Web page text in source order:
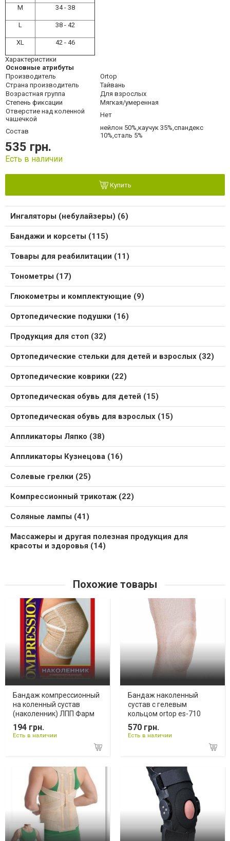
M 34 - 38
L 38 - 42
XL 42 - 46
Характеристики
Основные атрибуты
Производитель
Ortop
Страна производитель
Тайвань
Возрастная группа
Для взрослых
Степень фиксации
Мягкая/умеренная
Отверстие над коленной
чашечкой
Нет
Состав
нейлон 50%,каучук 35%,спандекс
10%,сталь 5%
535 грн.
Есть в наличии
Купить
Ингаляторы (небулайзеры) (6)
Бандажи и корсеты (115)
Товары для реабилитации (11)
Тонометры (17)
Глюкометры и комплектующие (9)
Ортопедические подушки (16)
Продукция для стоп (32)
Ортопедические стельки для детей и взрослых (32)
Ортопедические коврики (22)
Ортопедическая обувь для детей (15)
Ортопедическая обувь для взрослых (15)
Аппликаторы Ляпко (38)
Аппликаторы Кузнецова (16)
Солевые грелки (25)
Компрессионный трикотаж (22)
Соляные лампы (41)
Массажеры и другая полезная продукция для
красоты и здоровья (14)
Похожие товары
Бандаж компрессионный
на коленный сустав
(наколенник) ЛПП Фарм
194 грн.
Есть в наличии
Бандаж наколенный
сустав с гелевым
кольцом ortop es-710
570 грн.
Есть в наличии